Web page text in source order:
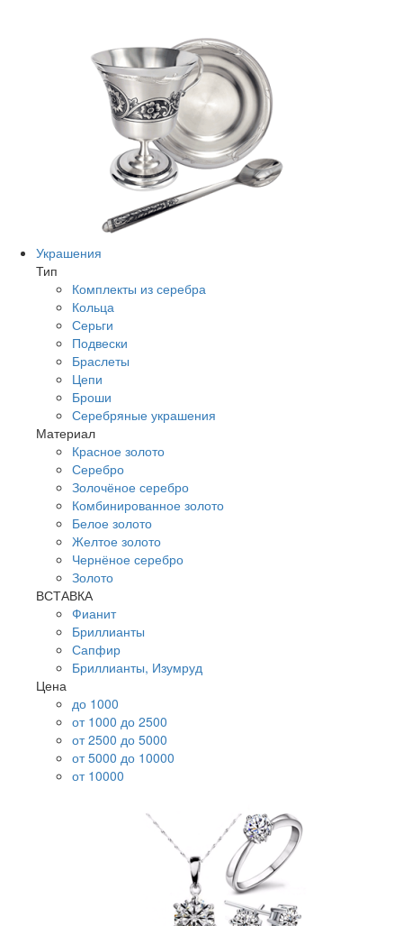
Украшения
Тип
Комплекты из серебра
Кольца
Серьги
Подвески
Браслеты
Цепи
Броши
Серебряные украшения
Материал
Красное золото
Серебро
Золочёное серебро
Комбинированное золото
Белое золото
Желтое золото
Чернёное серебро
Золото
ВСТАВКА
Фианит
Бриллианты
Сапфир
Бриллианты, Изумруд
Цена
до 1000
от 1000 до 2500
от 2500 до 5000
от 5000 до 10000
от 10000